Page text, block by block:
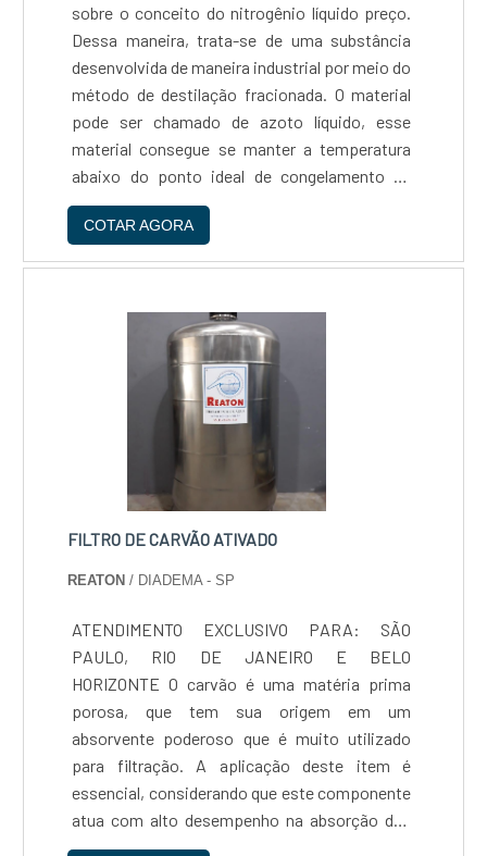
sobre o conceito do nitrogênio líquido preço.
Dessa maneira, trata-se de uma substância
desenvolvida de maneira industrial por meio do
método de destilação fracionada. O material
pode ser chamado de azoto líquido, esse
material consegue se manter a temperatura
abaixo do ponto ideal de congelamento de
substâncias básicas e diversas – como é o
caso da água, representada pelo elemento
químico H2O. A pri....
COTAR AGORA
FILTRO DE CARVÃO ATIVADO
REATON / DIADEMA - SP
ATENDIMENTO EXCLUSIVO PARA: SÃO
PAULO, RIO DE JANEIRO E BELO
HORIZONTE O carvão é uma matéria prima
porosa, que tem sua origem em um
absorvente poderoso que é muito utilizado
para filtração. A aplicação deste item é
essencial, considerando que este componente
atua com alto desempenho na absorção das
moléculas poluentes, de modo que elas fiquem